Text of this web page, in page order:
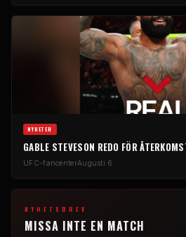
NYHETER
GABLE STEVESON REDO FÖR
UFC-fancenterAugusti 6
NYHETSBREV
MISSA INTE EN MATCH